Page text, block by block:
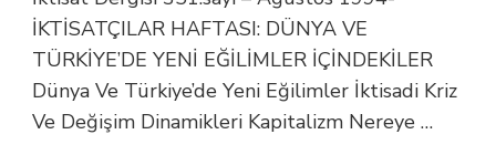
İKTİSATÇILAR HAFTASI: DÜNYA VE
TÜRKİYE’DE YENİ EĞİLİMLER İÇİNDEKİLER
Dünya Ve Türkiye’de Yeni Eğilimler İktisadi Kriz
Ve Değişim Dinamikleri Kapitalizm Nereye …